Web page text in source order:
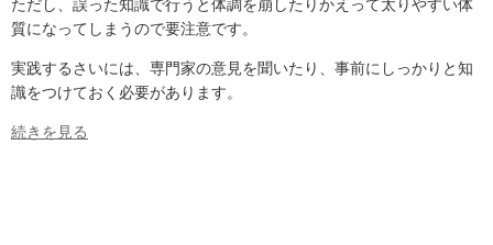
ただし、誤った知識で行うと体調を崩したりかえって太りやすい体
質になってしまうので要注意です。
実践するさいには、専門家の意見を聞いたり、事前にしっかりと知
識をつけておく必要があります。
続きを見る